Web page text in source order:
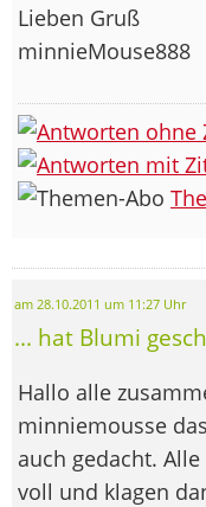
Lieben Gruß
minnieMouse888
am 28.10.2011 um 11:27 Uhr
... hat Blumi
Hallo alle
minniemousse
auch gedacht.
voll und klagen